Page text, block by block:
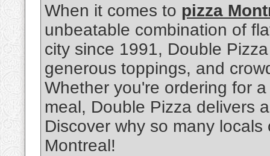
When it comes to pizza
unbeatable combination of
city since 1991, Double
generous toppings, and
Whether you're ordering for
meal, Double Pizza delivers
Discover why so many
Montreal!